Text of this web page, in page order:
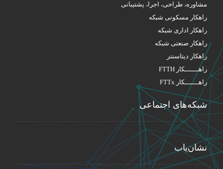
مشاوره، طراحی، اجرا، پشتیبانی
راهکار مسکونی شبکه
راهکار اداری شبکه
راهکار صنعتی شبکه
راهکار دیتاسنتر
راهـــــــکار FTTH
راهـــــــکار FTTx
شبکه‌های اجتماعی
نشان‌یاب